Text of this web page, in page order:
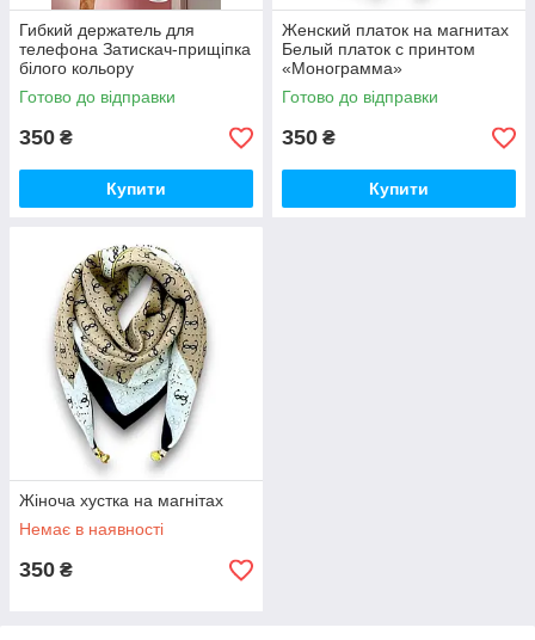
Гибкий держатель для
телефона Затискач-прищіпка
білого кольору
Готово до відправки
350 ₴
Купити
Женский платок на магнитах
Белый платок с принтом
«Монограмма»
Готово до відправки
350 ₴
Купити
Жіноча хустка на магнітах
Немає в наявності
350 ₴